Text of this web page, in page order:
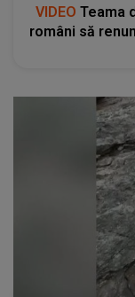
VIDEO Teama
români să